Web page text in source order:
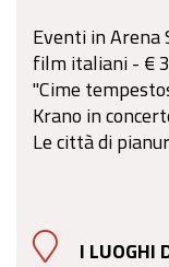
Eventi in Arena
film italiani - €
"Cime
Krano in
Le città di
I LUOGHI